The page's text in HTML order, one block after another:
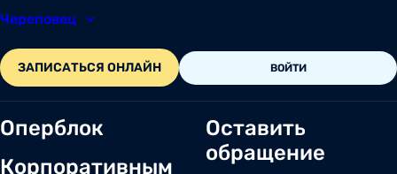
Череповец
ЗАПИСАТЬСЯ ОНЛАЙН ВОЙТИ
Оперблок
Корпоративным
Оставить
обращение